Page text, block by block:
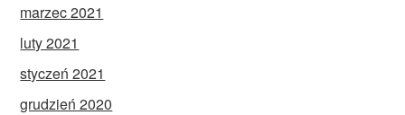
marzec 2021
luty 2021
styczeń 2021
grudzień 2020